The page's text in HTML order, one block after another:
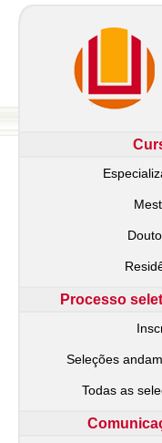
Processo
Seleções
Todas as